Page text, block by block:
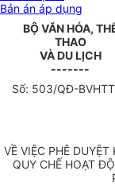
Bản án áp dụng
BỘ VĂN HÓA,
THAO
VÀ DU LỊCH
-------
Số: 503/QĐ-
VỀ VIỆC PHÊ DUYỆT
QUY CHẾ HOẠT ĐỘ